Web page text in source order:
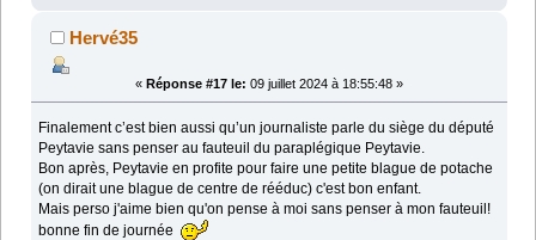
Hervé35
« Réponse #17 le: 09 juillet 2024 à 18:55:48 »
Finalement c’est bien aussi qu’un journaliste parle du siège du député
Peytavie sans penser au fauteuil du paraplégique Peytavie.
Bon après, Peytavie en profite pour faire une petite blague de potache
(on dirait une blague de centre de rééduc) c'est bon enfant.
Mais perso j'aime bien qu'on pense à moi sans penser à mon fauteuil!
bonne fin de journée